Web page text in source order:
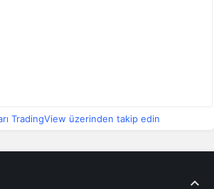
TradingView üzerinden takip edin